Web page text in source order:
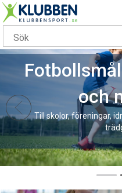
och
Till skolor, föreningar,